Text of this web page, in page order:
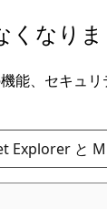
なりま
、セキュ
Explorer と